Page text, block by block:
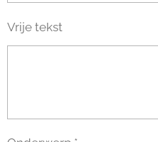
Vrije tekst